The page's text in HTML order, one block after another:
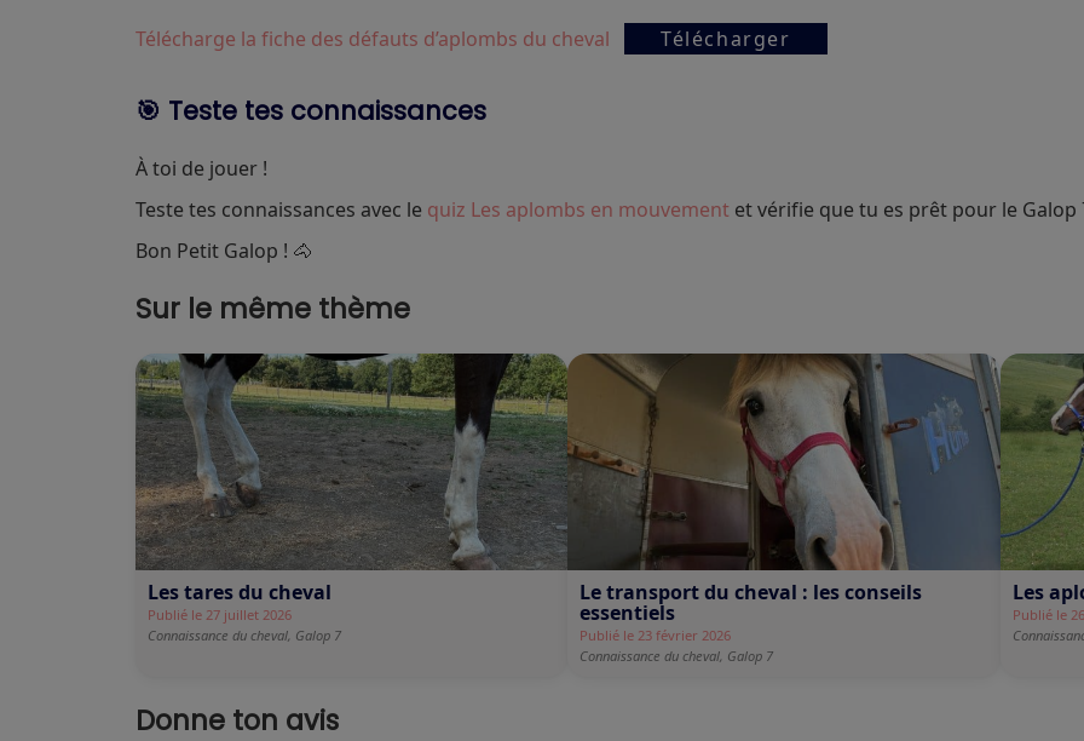
Télécharge la fiche des défauts d’aplombs du cheval Télécharger
🎯 Teste tes connaissances
À toi de jouer !
Teste tes connaissances avec le quiz Les aplombs en mouvement et vérifie que tu es prêt pour le Galop
Bon Petit Galop ! 🐴
Sur le même thème
Les tares du cheval
Publié le 27 juillet 2026
Connaissance du cheval, Galop 7
Le transport du cheval : les conseils
essentiels
Publié le 23 février 2026
Connaissance du cheval, Galop 7
Les
Publié le
Donne ton avis